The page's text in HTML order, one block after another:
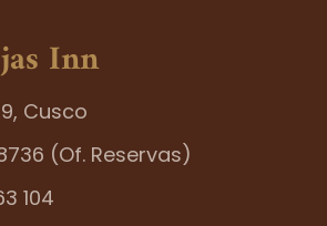
Inn
Cusco
(Of. Reservas)
104